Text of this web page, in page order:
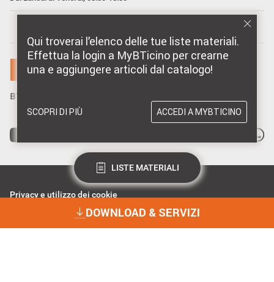
DOWNLOAD & SERVIZI
Qui troverai l’elenco delle tue liste materiali.
Effettua la login a MyBTicino per crearne
una e aggiungere articoli dal catalogo!
SCOPRI DI PIÙ ACCEDI A MYBTICINO
LISTE MATERIALI
Privacy e utilizzo dei cookie
Data Privacy e Cybersecurity